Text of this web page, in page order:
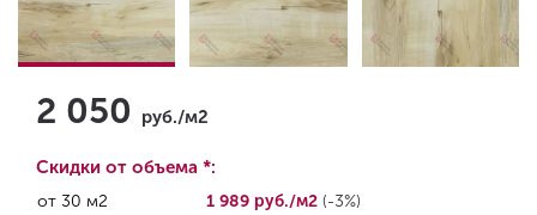
2 050 руб./м2
Скидки от объема *:
от 30 м2 1 989 руб./м2 (-3%)